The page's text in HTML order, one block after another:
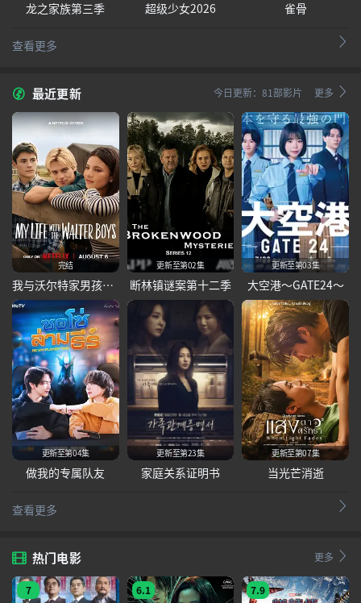
龙之家族第三季 超级少女2026 雀骨
查看更多
最近更新 今日更新：81部影片 更多
完结
我与沃尔特家男孩的生活第三季
更新至第02集
断林镇谜案第十二季
更新至第03集
大空港～GATE24～
更新至第04集
做我的专属队友
更新至第23集
家庭关系证明书
更新至第07集
当光芒消逝
查看更多
更多
热门电影
7 6.1 7.9